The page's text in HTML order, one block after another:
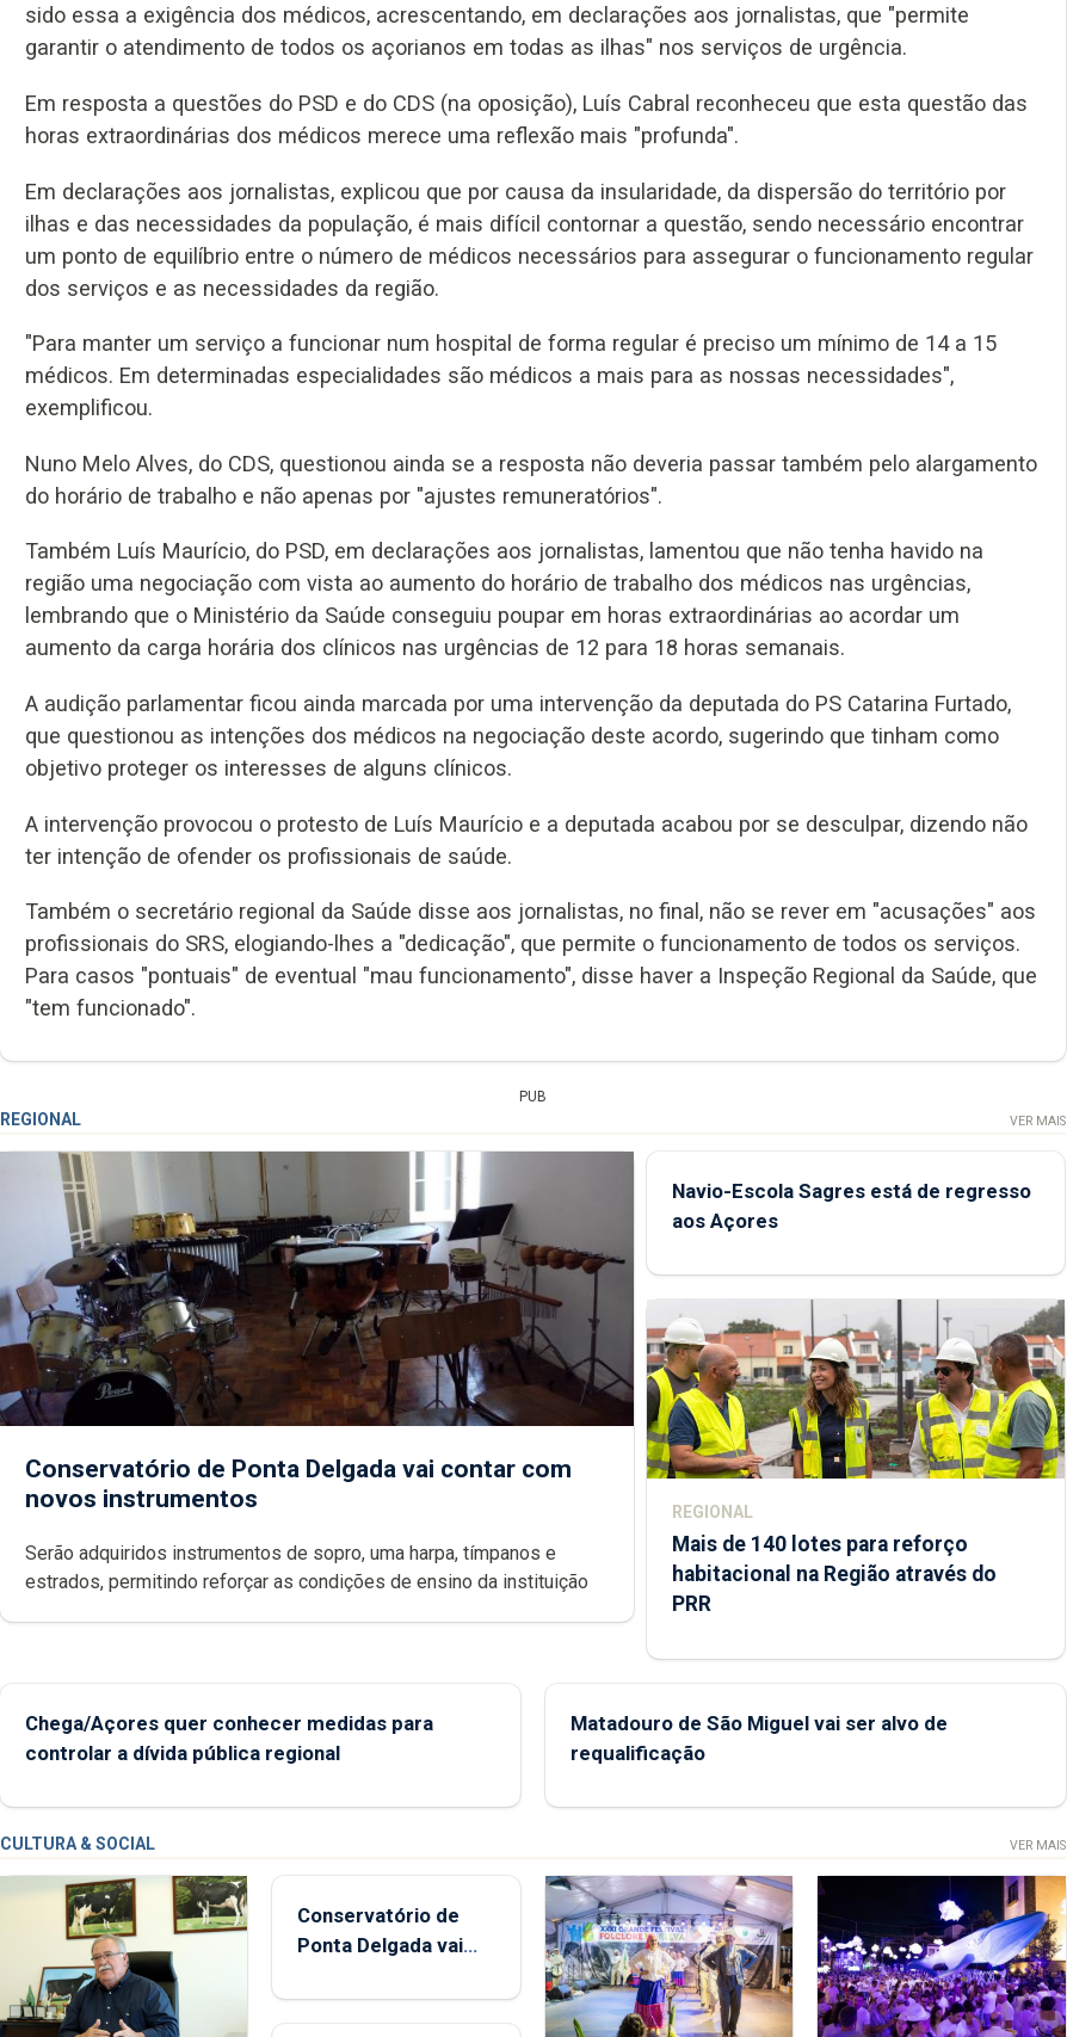
sido essa a exigência dos médicos, acrescentando, em declarações aos jornalistas, que "permite
garantir o atendimento de todos os açorianos em todas as ilhas" nos serviços de urgência.
Em resposta a questões do PSD e do CDS (na oposição), Luís Cabral reconheceu que esta questão das
horas extraordinárias dos médicos merece uma reflexão mais "profunda".
Em declarações aos jornalistas, explicou que por causa da insularidade, da dispersão do território por
ilhas e das necessidades da população, é mais difícil contornar a questão, sendo necessário encontrar
um ponto de equilíbrio entre o número de médicos necessários para assegurar o funcionamento regular
dos serviços e as necessidades da região.
"Para manter um serviço a funcionar num hospital de forma regular é preciso um mínimo de 14 a 15
médicos. Em determinadas especialidades são médicos a mais para as nossas necessidades",
exemplificou.
Nuno Melo Alves, do CDS, questionou ainda se a resposta não deveria passar também pelo alargamento
do horário de trabalho e não apenas por "ajustes remuneratórios".
Também Luís Maurício, do PSD, em declarações aos jornalistas, lamentou que não tenha havido na
região uma negociação com vista ao aumento do horário de trabalho dos médicos nas urgências,
lembrando que o Ministério da Saúde conseguiu poupar em horas extraordinárias ao acordar um
aumento da carga horária dos clínicos nas urgências de 12 para 18 horas semanais.
A audição parlamentar ficou ainda marcada por uma intervenção da deputada do PS Catarina Furtado,
que questionou as intenções dos médicos na negociação deste acordo, sugerindo que tinham como
objetivo proteger os interesses de alguns clínicos.
A intervenção provocou o protesto de Luís Maurício e a deputada acabou por se desculpar, dizendo não
ter intenção de ofender os profissionais de saúde.
Também o secretário regional da Saúde disse aos jornalistas, no final, não se rever em "acusações" aos
profissionais do SRS, elogiando-lhes a "dedicação", que permite o funcionamento de todos os serviços.
Para casos "pontuais" de eventual "mau funcionamento", disse haver a Inspeção Regional da Saúde, que
"tem funcionado".
PUB
REGIONAL VER MAIS
Conservatório de Ponta Delgada vai contar com
novos instrumentos
Serão adquiridos instrumentos de sopro, uma harpa, tímpanos e
estrados, permitindo reforçar as condições de ensino da instituição
Navio-Escola Sagres está de regresso
aos Açores
REGIONAL
Mais de 140 lotes para reforço
habitacional na Região através do
PRR
Chega/Açores quer conhecer medidas para
controlar a dívida pública regional
Matadouro de São Miguel vai ser alvo de
requalificação
CULTURA & SOCIAL VER MAIS
Conservatório de
Ponta Delgada vai
instrumentos